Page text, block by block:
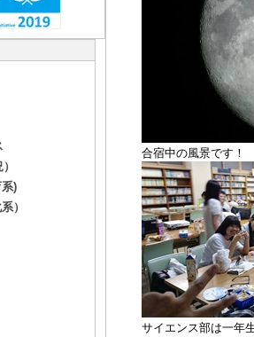
)
）
合宿中の風景です！
サイエンス部は一年